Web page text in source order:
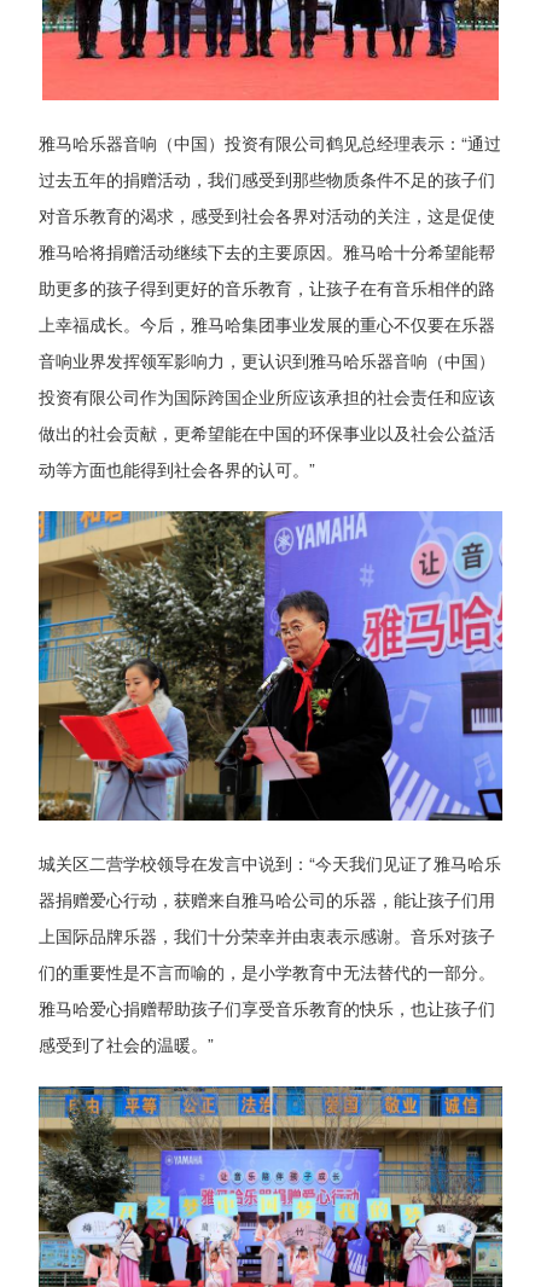
雅马哈乐器音响（中国）投资有限公司鹤见总经理表示：“通过
过去五年的捐赠活动，我们感受到那些物质条件不足的孩子们
对音乐教育的渴求，感受到社会各界对活动的关注，这是促使
雅马哈将捐赠活动继续下去的主要原因。雅马哈十分希望能帮
助更多的孩子得到更好的音乐教育，让孩子在有音乐相伴的路
上幸福成长。今后，雅马哈集团事业发展的重心不仅要在乐器
音响业界发挥领军影响力，更认识到雅马哈乐器音响（中国）
投资有限公司作为国际跨国企业所应该承担的社会责任和应该
做出的社会贡献，更希望能在中国的环保事业以及社会公益活
动等方面也能得到社会各界的认可。”
城关区二营学校领导在发言中说到：“今天我们见证了雅马哈乐
器捐赠爱心行动，获赠来自雅马哈公司的乐器，能让孩子们用
上国际品牌乐器，我们十分荣幸并由衷表示感谢。音乐对孩子
们的重要性是不言而喻的，是小学教育中无法替代的一部分。
雅马哈爱心捐赠帮助孩子们享受音乐教育的快乐，也让孩子们
感受到了社会的温暖。”